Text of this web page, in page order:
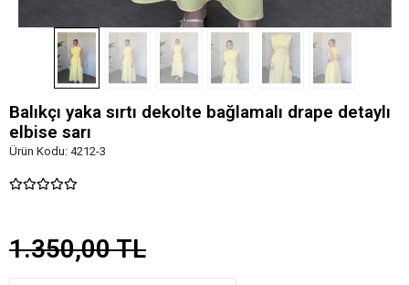
Balıkçı yaka sırtı dekolte bağlamalı drape detaylı
elbise sarı
Ürün Kodu: 4212-3
1.350,00 TL